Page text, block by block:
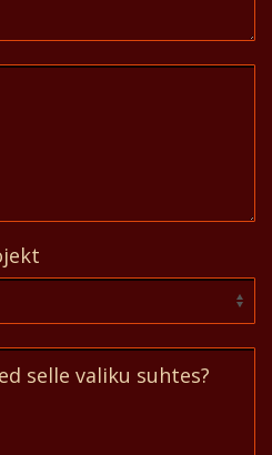
selle valiku suhtes?